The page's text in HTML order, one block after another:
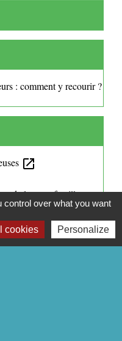
: comment y recourir ?
open_in_new
de la carte familles
over what you want
cookies Personalize